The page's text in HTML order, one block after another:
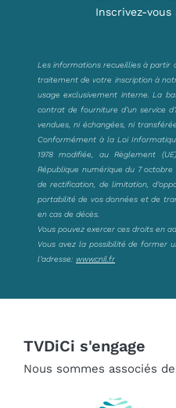
Inscrivez-
Les informations recueillies à partir
traitement de votre inscription à
usage exclusivement interne. La
contrat de fourniture d’un service
vendues, ni échangées, ni
Conformément à la Loi
1978 modifiée, au Règlement
République numérique du 7 octobre
de rectification, de limitation,
portabilité de vos données et de
en cas de décès.
Vous pouvez exercer ces droits en
Vous avez la possibilité de former
l’adresse: www.cnil.fr
TVDiCi s'engage
Nous sommes associés de